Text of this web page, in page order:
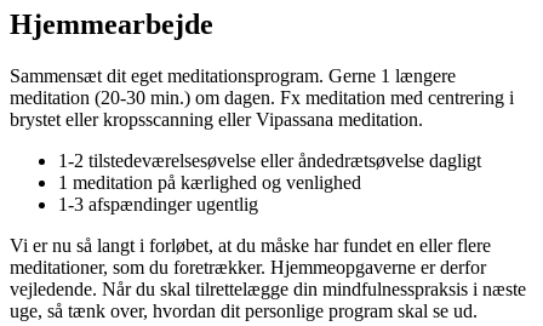
Hjemmearbejde
Sammensæt dit eget meditationsprogram. Gerne 1 længere
meditation (20-30 min.) om dagen. Fx meditation med centrering i
brystet eller kropsscanning eller Vipassana meditation.
1-2 tilstedeværelsesøvelse eller åndedrætsøvelse dagligt
1 meditation på kærlighed og venlighed
1-3 afspændinger ugentlig
Vi er nu så langt i forløbet, at du måske har fundet en eller flere
meditationer, som du foretrækker. Hjemmeopgaverne er derfor
vejledende. Når du skal tilrettelægge din mindfulnesspraksis i næste
uge, så tænk over, hvordan dit personlige program skal se ud.